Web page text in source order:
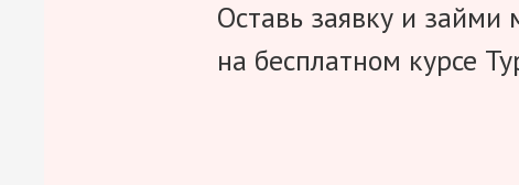
Оставь заявку и займи
на бесплатном курсе